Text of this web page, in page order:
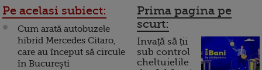
Pe acelasi subiect:
Cum arată autobuzele
hibrid Mercedes Citaro,
care au început să circule
în Bucureşti
Prima pagina pe
scurt:
Invață să ții
sub control
cheltuielile